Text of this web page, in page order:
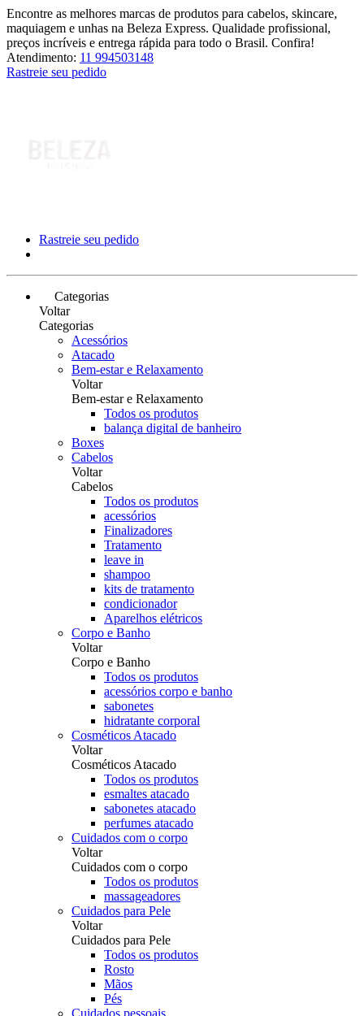
Encontre as melhores marcas de produtos para cabelos, skincare,
maquiagem e unhas na Beleza Express. Qualidade profissional,
preços incríveis e entrega rápida para todo o Brasil. Confira!
Atendimento: 11 994503148
Rastreie seu pedido
Rastreie seu pedido
Categorias
Voltar
Categorias
Acessórios
Atacado
Bem-estar e Relaxamento
Voltar
Bem-estar e Relaxamento
Todos os produtos
balança digital de banheiro
Boxes
Cabelos
Voltar
Cabelos
Todos os produtos
acessórios
Finalizadores
Tratamento
leave in
shampoo
kits de tratamento
condicionador
Aparelhos elétricos
Corpo e Banho
Voltar
Corpo e Banho
Todos os produtos
acessórios corpo e banho
sabonetes
hidratante corporal
Cosméticos Atacado
Voltar
Cosméticos Atacado
Todos os produtos
esmaltes atacado
sabonetes atacado
perfumes atacado
Cuidados com o corpo
Voltar
Cuidados com o corpo
Todos os produtos
massageadores
Cuidados para Pele
Voltar
Cuidados para Pele
Todos os produtos
Rosto
Mãos
Pés
Cuidados pessoais